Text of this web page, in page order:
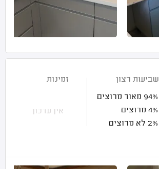
שביעות רצון
94% מאוד מרוצים
4% מרוצים
2% לא מרוצים
זמינות
אין עדכון